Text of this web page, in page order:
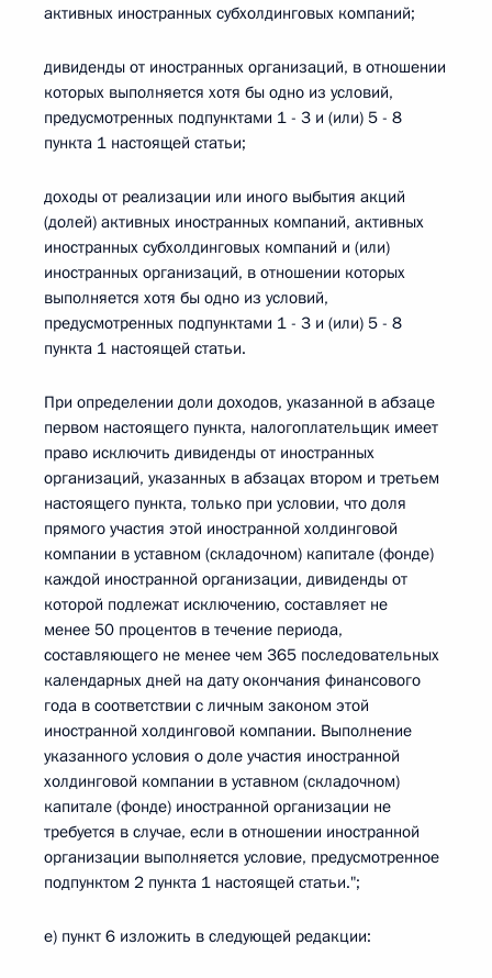
активных иностранных субхолдинговых компаний;
дивиденды от иностранных организаций, в отношении
которых выполняется хотя бы одно из условий,
предусмотренных подпунктами 1 - 3 и (или) 5 - 8
пункта 1 настоящей статьи;
доходы от реализации или иного выбытия акций
(долей) активных иностранных компаний, активных
иностранных субхолдинговых компаний и (или)
иностранных организаций, в отношении которых
выполняется хотя бы одно из условий,
предусмотренных подпунктами 1 - 3 и (или) 5 - 8
пункта 1 настоящей статьи.
При определении доли доходов, указанной в абзаце
первом настоящего пункта, налогоплательщик имеет
право исключить дивиденды от иностранных
организаций, указанных в абзацах втором и третьем
настоящего пункта, только при условии, что доля
прямого участия этой иностранной холдинговой
компании в уставном (складочном) капитале (фонде)
каждой иностранной организации, дивиденды от
которой подлежат исключению, составляет не
менее 50 процентов в течение периода,
составляющего не менее чем 365 последовательных
календарных дней на дату окончания финансового
года в соответствии с личным законом этой
иностранной холдинговой компании. Выполнение
указанного условия о доле участия иностранной
холдинговой компании в уставном (складочном)
капитале (фонде) иностранной организации не
требуется в случае, если в отношении иностранной
организации выполняется условие, предусмотренное
подпунктом 2 пункта 1 настоящей статьи.";
е) пункт 6 изложить в следующей редакции: